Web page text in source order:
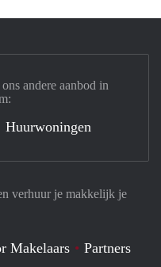
verhuur je makkelijk je
Makelaars Partners
andere aanbod in
Huurwoningen